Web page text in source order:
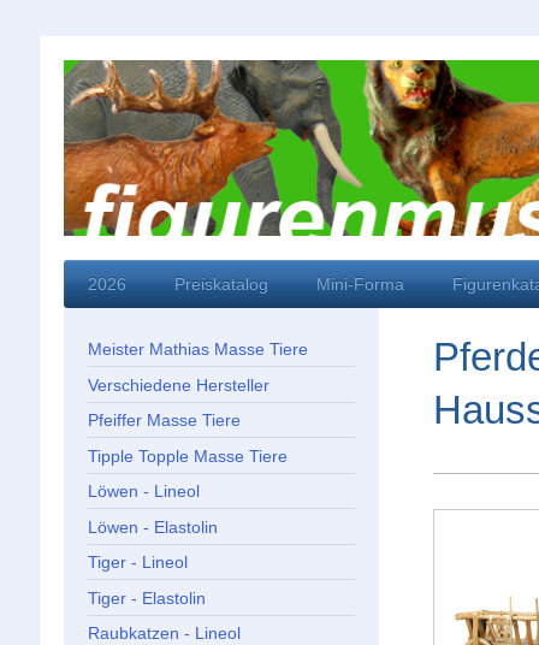
2026 Preiskatalog Mini-Forma
Meister Mathias Masse Tiere
Verschiedene Hersteller
Pfeiffer Masse Tiere
Tipple Topple Masse Tiere
Löwen - Lineol
Löwen - Elastolin
Tiger - Lineol
Tiger - Elastolin
Raubkatzen - Lineol